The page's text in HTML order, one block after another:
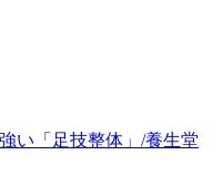
い「足技整体」/養生堂